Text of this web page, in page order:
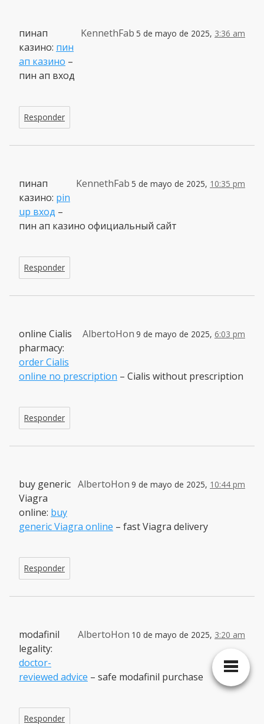
KennethFab 5 de mayo de 2025, 3:36 am
пинап
казино: пин
ап казино –
пин ап вход
Responder
KennethFab 5 de mayo de 2025, 10:35 pm
пинап
казино: pin
up вход –
пин ап казино официальный сайт
Responder
AlbertoHon 9 de mayo de 2025, 6:03 pm
online Cialis
pharmacy:
order Cialis
online no prescription – Cialis without prescription
Responder
AlbertoHon 9 de mayo de 2025, 10:44 pm
buy generic
Viagra
online: buy
generic Viagra online – fast Viagra delivery
Responder
AlbertoHon 10 de mayo de 2025, 3:20 am
modafinil
legality:
doctor-
reviewed advice – safe modafinil purchase
Responder